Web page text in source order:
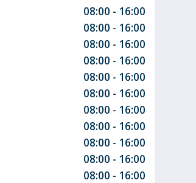
08:00 - 16:00
08:00 - 16:00
08:00 - 16:00
08:00 - 16:00
08:00 - 16:00
08:00 - 16:00
08:00 - 16:00
08:00 - 16:00
08:00 - 16:00
08:00 - 16:00
08:00 - 16:00